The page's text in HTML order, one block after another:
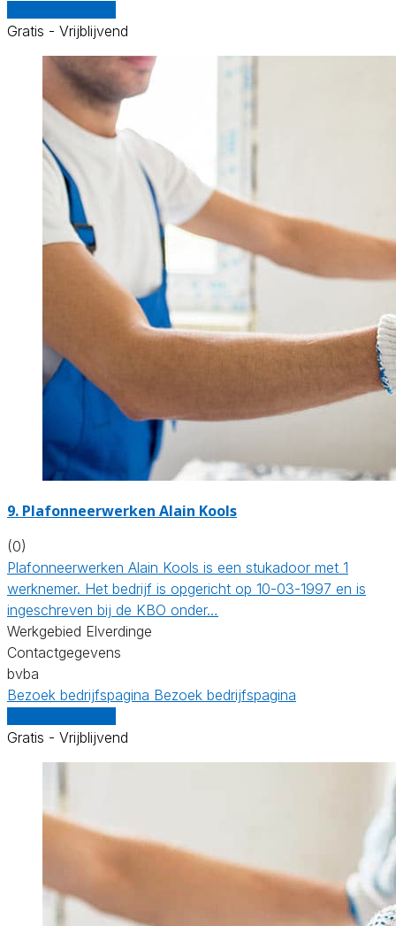
Gratis - Vrijblijvend
9. Plafonneerwerken Alain Kools
(0)
Plafonneerwerken Alain Kools is een stukadoor met 1
werknemer. Het bedrijf is opgericht op 10-03-1997 en is
ingeschreven bij de KBO onder…
Werkgebied Elverdinge
Contactgegevens
bvba
Bezoek bedrijfspagina Bezoek bedrijfspagina
Gratis - Vrijblijvend